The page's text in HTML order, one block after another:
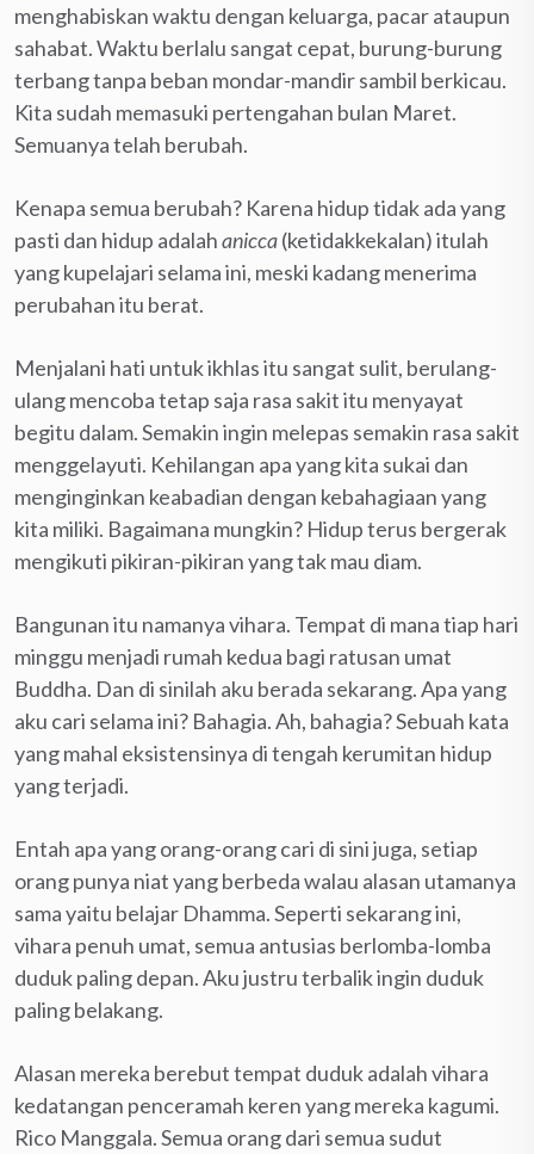
menghabiskan waktu dengan keluarga, pacar ataupun
sahabat. Waktu berlalu sangat cepat, burung-burung
terbang tanpa beban mondar-mandir sambil berkicau.
Kita sudah memasuki pertengahan bulan Maret.
Semuanya telah berubah.
Kenapa semua berubah? Karena hidup tidak ada yang
pasti dan hidup adalahanicca(ketidakkekalan) itulah
yang kupelajari selama ini, meski kadang menerima
perubahan itu berat.
Menjalani hati untuk ikhlas itu sangat sulit, berulang-
ulang mencoba tetap saja rasa sakit itu menyayat
begitu dalam. Semakin ingin melepas semakin rasa sakit
menggelayuti. Kehilangan apa yang kita sukai dan
menginginkan keabadian dengan kebahagiaan yang
kita miliki. Bagaimana mungkin? Hidup terus bergerak
mengikuti pikiran-pikiran yang tak mau diam.
Bangunan itu namanya vihara. Tempat di mana tiap hari
minggu menjadi rumah kedua bagi ratusan umat
Buddha. Dan di sinilah aku berada sekarang. Apa yang
aku cari selama ini? Bahagia. Ah, bahagia? Sebuah kata
yang mahal eksistensinya di tengah kerumitan hidup
yang terjadi.
Entah apa yang orang-orang cari di sini juga, setiap
orang punya niat yang berbeda walau alasan utamanya
sama yaitu belajar Dhamma. Seperti sekarang ini,
vihara penuh umat, semua antusias berlomba-lomba
duduk paling depan. Aku justru terbalik ingin duduk
paling belakang.
Alasan mereka berebut tempat duduk adalah vihara
kedatangan penceramah keren yang mereka kagumi.
Rico Manggala. Semua orang dari semua sudut